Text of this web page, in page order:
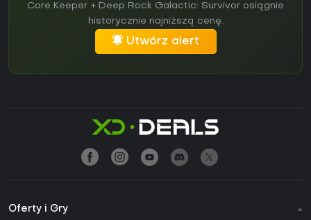
Core Keeper + Deep Rock Galactic: Survivor osiągnie
historycznie najniższą cenę.
Utwórz alert
Oferty i Gry